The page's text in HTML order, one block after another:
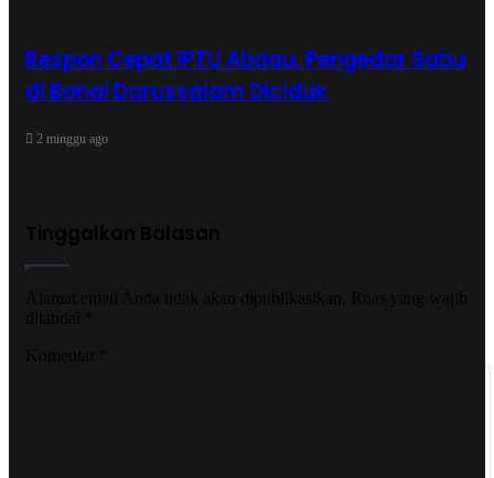
Respon Cepat IPTU Abdau, Pengedar Sabu
di Bonai Darussalam Diciduk
2 minggu ago
Tinggalkan Balasan
Alamat email Anda tidak akan dipublikasikan.
Ruas yang wajib
ditandai
Komentar